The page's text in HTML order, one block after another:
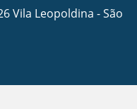
Vila Leopoldina - São